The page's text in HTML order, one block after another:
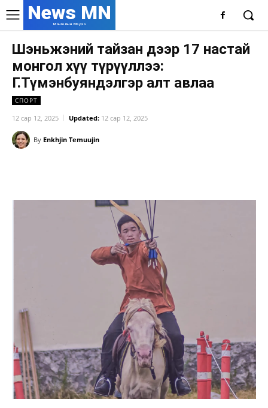
News MN
Монголын Мэдээ
Шэньжэний тайзан дээр 17 настай
монгол хүү түрүүллээ:
Г.Түмэнбуяндэлгэр алт авлаа
СПОРТ
12 сар 12, 2025 Updated: 12 сар 12, 2025
By Enkhjin Temuujin